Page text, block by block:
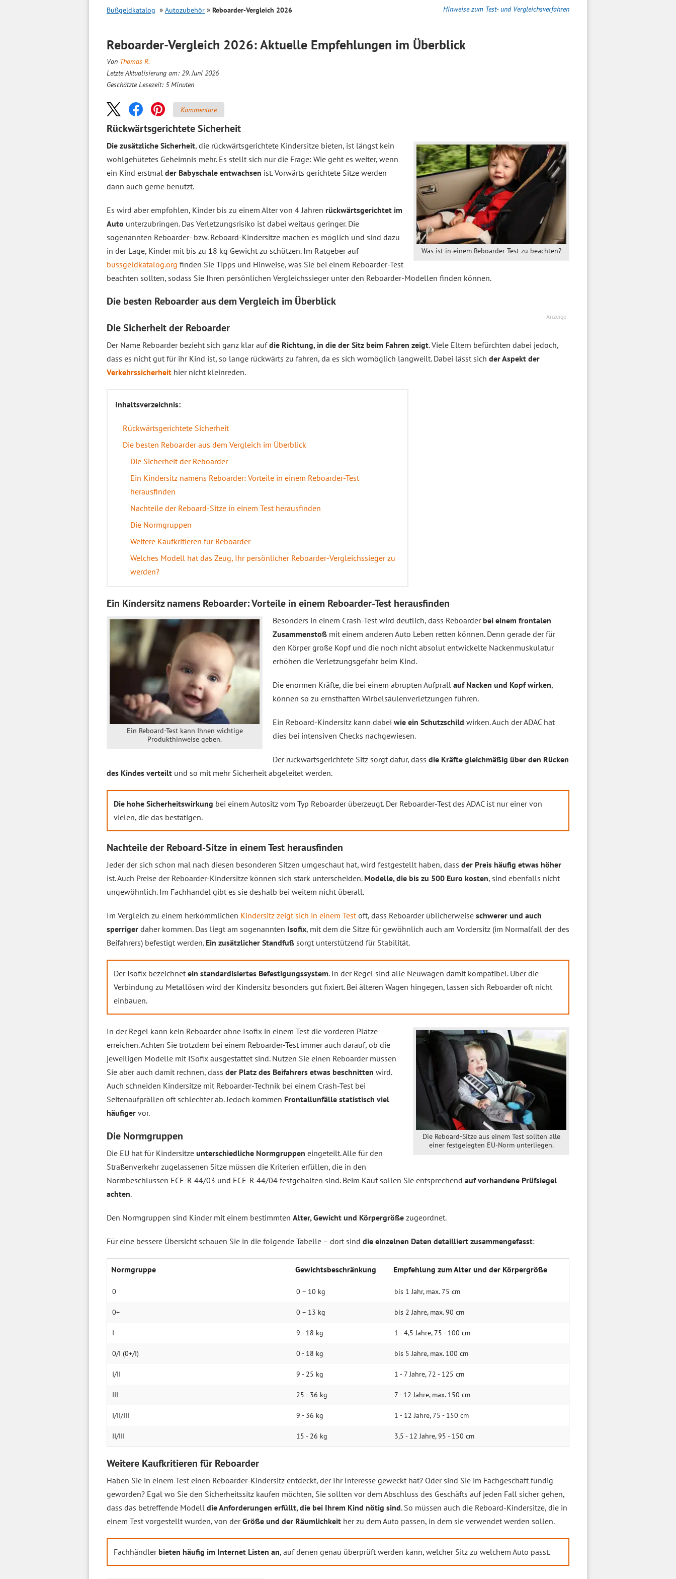
Hinweise zum Test- und Vergleichsverfahren
Bußgeldkatalog Autozubehör Reboarder-Vergleich 2026
Reboarder-Vergleich 2026: Aktuelle Empfehlungen im Überblick
Von Thomas R.
Letzte Aktualisierung am: 29. Juni 2026
Geschätzte Lesezeit: 5 Minuten
Kommentare
Rückwärtsgerichtete Sicherheit
Was ist in einem Reboarder-Test zu beachten?
Die zusätzliche Sicherheit, die rückwärtsgerichtete Kindersitze bieten, ist längst kein
wohlgehütetes Geheimnis mehr. Es stellt sich nur die Frage: Wie geht es weiter, wenn
ein Kind erstmal der Babyschale entwachsen ist. Vorwärts gerichtete Sitze werden
dann auch gerne benutzt.
Es wird aber empfohlen, Kinder bis zu einem Alter von 4 Jahren rückwärtsgerichtet im
Auto unterzubringen. Das Verletzungsrisiko ist dabei weitaus geringer. Die
sogenannten Reboarder- bzw. Reboard-Kindersitze machen es möglich und sind dazu
in der Lage, Kinder mit bis zu 18 kg Gewicht zu schützen. Im Ratgeber auf
bussgeldkatalog.org finden Sie Tipps und Hinweise, was Sie bei einem Reboarder-Test
beachten sollten, sodass Sie Ihren persönlichen Vergleichssieger unter den Reboarder-Modellen finden können.
Die besten Reboarder aus demVergleich im Überblick
- Anzeige -
Die Sicherheit der Reboarder
Der Name Reboarder bezieht sich ganz klar aufdie Richtung, in die der Sitz beim Fahren zeigt. Viele Eltern befürchten dabei jedoch,
dass es nicht gut für ihr Kind ist, so lange rückwärts zu fahren, da es sich womöglich langweilt. Dabei lässt sich der Aspekt der
Verkehrssicherheit hier nicht kleinreden.
Inhaltsverzeichnis:
Rückwärtsgerichtete Sicherheit
Die besten Reboarder aus dem Vergleich im Überblick
Die Sicherheit der Reboarder
Ein Kindersitz namens Reboarder: Vorteile in einem Reboarder-Test
herausfinden
Nachteile der Reboard-Sitze in einem Test herausfinden
Die Normgruppen
Weitere Kaufkritieren für Reboarder
Welches Modell hat das Zeug, Ihr persönlicher Reboarder-Vergleichssieger zu
werden?
Ein Kindersitz namens Reboarder: Vorteile in einem Reboarder-Test herausfinden
Ein Reboard-Test kann Ihnen wichtige
Produkthinweise geben.
Besonders in einem Crash-Test wird deutlich, dass Reboarder bei einem frontalen
Zusammenstoß mit einem anderen Auto Leben retten können. Denn gerade der für
den Körper große Kopf und die noch nicht absolut entwickelte Nackenmuskulatur
erhöhen die Verletzungsgefahr beim Kind.
Die enormen Kräfte, die bei einem abrupten Aufprall auf Nacken und Kopf wirken,
können so zu ernsthaften Wirbelsäulenverletzungen führen.
Ein Reboard-Kindersitz kann dabei wie ein Schutzschild wirken. Auch der ADAC hat
dies bei intensiven Checks nachgewiesen.
Der rückwärtsgerichtete Sitz sorgt dafür, dass die Kräfte gleichmäßig über den Rücken
des Kindes verteilt und so mit mehr Sicherheit abgeleitet werden.
Die hohe Sicherheitswirkung bei einem Autositz vom Typ Reboarder überzeugt. Der Reboarder-Test des ADAC ist nur einer von
vielen, die das bestätigen.
Nachteile der Reboard-Sitze in einem Test herausfinden
Jeder der sich schon mal nach diesen besonderen Sitzen umgeschaut hat, wird festgestellt haben, dass der Preis häufig etwas höher
ist. Auch Preise der Reboarder-Kindersitze können sich stark unterscheiden. Modelle, die bis zu 500 Euro kosten, sind ebenfalls nicht
ungewöhnlich. Im Fachhandel gibt es sie deshalb bei weitem nicht überall.
Im Vergleich zu einem herkömmlichen Kindersitz zeigt sich in einem Testoft, dass Reboarder üblicherweise schwerer und auch
sperriger daher kommen. Das liegt am sogenannten Isofix, mit dem die Sitze für gewöhnlich auch am Vordersitz (im Normalfall der des
Beifahrers) befestigt werden. Ein zusätzlicher Standfuß sorgt unterstützend für Stabilität.
Der Isofix bezeichnet ein standardisiertes Befestigungssystem. In der Regel sind alle Neuwagen damit kompatibel. Über die
Verbindung zu Metallösen wird der Kindersitz besonders gut fixiert. Bei älteren Wagen hingegen, lassen sich Reboarder oft nicht
einbauen.
Die Reboard-Sitze aus einem Test sollten alle
einer festgelegten EU-Norm unterliegen.
In der Regel kann kein Reboarder ohne Isofix in einem Test die vorderen Plätze
erreichen. Achten Sie trotzdem bei einem Reboarder-Test immer auch darauf, ob die
jeweiligen Modelle mit ISofix ausgestattet sind. Nutzen Sie einen Reboarder müssen
Sie aber auch damit rechnen, dass der Platz des Beifahrers etwas beschnitten wird.
Auch schneiden Kindersitze mit Reboarder-Technik bei einem Crash-Test bei
Seitenaufprällen oft schlechter ab. Jedoch kommen Frontallunfälle statistisch viel
häufiger vor.
Die Normgruppen
Die EU hat für Kindersitze unterschiedliche Normgruppen eingeteilt. Alle für den
Straßenverkehr zugelassenen Sitze müssen die Kriterien erfüllen, die in den
Normbeschlüssen ECE-R 44/03 und ECE-R 44/04 festgehalten sind. Beim Kauf sollen Sie entsprechend auf vorhandene Prüfsiegel
achten.
Den Normgruppen sind Kinder mit einem bestimmten Alter, Gewicht und Körpergröße zugeordnet.
Für eine bessere Übersicht schauen Sie in die folgende Tabelle – dort sind die einzelnen Daten detailliert zusammengefasst:
Normgruppe Gewichts­beschränkung Empfehlung zum Alter und der Körpergröße
0 0 – 10 kg bis 1 Jahr, max. 75 cm
0+ 0 – 13 kg bis 2 Jahre, max. 90 cm
I 9 - 18 kg 1 - 4,5 Jahre, 75 - 100 cm
0/I (0+/I) 0 - 18 kg bis 5 Jahre, max. 100 cm
I/II 9 - 25 kg 1 - 7 Jahre, 72 - 125 cm
III 25 - 36 kg 7 - 12 Jahre, max. 150 cm
I/II/III 9 - 36 kg 1 - 12 Jahre, 75 - 150 cm
II/III 15 - 26 kg 3,5 - 12 Jahre, 95 - 150 cm
Weitere Kaufkritieren für Reboarder
Haben Sie in einem Test einen Reboarder-Kindersitz entdeckt, der Ihr Interesse geweckt hat? Oder sind Sie im Fachgeschäft fündig
geworden? Egal wo Sie den Sicherheitssitz kaufen möchten, Sie sollten vor dem Abschluss des Geschäfts auf jeden Fall sicher gehen,
dass das betreffende Modell die Anforderungen erfüllt, die bei Ihrem Kind nötig sind. So müssen auch die Reboard-Kindersitze, die in
einem Test vorgestellt wurden, von derGröße und der Räumlichkeit her zu dem Auto passen, in dem sie verwendet werden sollen.
Fachhändler bieten häufig im Internet Listen an, auf denen genau überprüft werden kann, welcher Sitz zu welchem Auto passt.